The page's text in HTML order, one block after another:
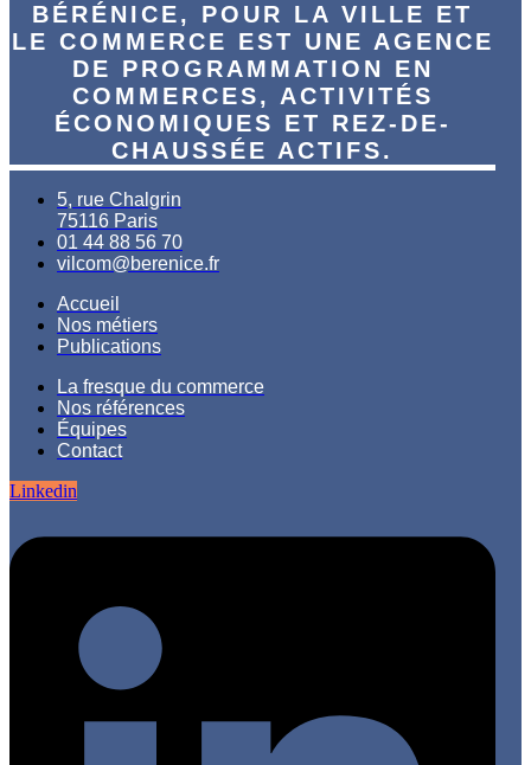
BÉRÉNICE, POUR LA VILLE ET
LE COMMERCE EST UNE AGENCE
DE PROGRAMMATION EN
COMMERCES, ACTIVITÉS
ÉCONOMIQUES ET REZ-DE-
CHAUSSÉE ACTIFS.
5, rue Chalgrin
75116 Paris
01 44 88 56 70
vilcom@berenice.fr
Accueil
Nos métiers
Publications
La fresque du commerce
Nos références
Équipes
Contact
Linkedin